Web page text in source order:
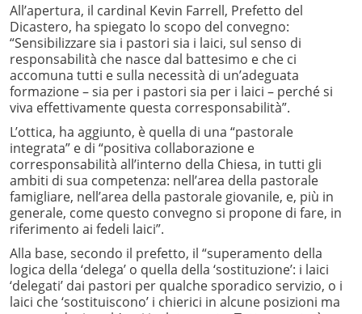
All’apertura, il cardinal Kevin Farrell, Prefetto del
Dicastero, ha spiegato lo scopo del convegno:
“Sensibilizzare sia i pastori sia i laici, sul senso di
responsabilità che nasce dal battesimo e che ci
accomuna tutti e sulla necessità di un’adeguata
formazione – sia per i pastori sia per i laici – perché si
viva effettivamente questa corresponsabilità”.
L’ottica, ha aggiunto, è quella di una “pastorale
integrata” e di “positiva collaborazione e
corresponsabilità all’interno della Chiesa, in tutti gli
ambiti di sua competenza: nell’area della pastorale
famigliare, nell’area della pastorale giovanile, e, più in
generale, come questo convegno si propone di fare, in
riferimento ai fedeli laici”.
Alla base, secondo il prefetto, il “superamento della
logica della ‘delega’ o quella della ‘sostituzione’: i laici
‘delegati’ dai pastori per qualche sporadico servizio, o i
laici che ‘sostituiscono’ i chierici in alcune posizioni ma